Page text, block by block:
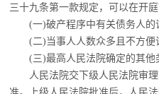
三十九条第一款规定，
可以在开
(一)破产程序中有关债务人的
(二)当事人人数众多且不方便
(三)最高人民法院确定的其他
人民法院交下级人民法院审